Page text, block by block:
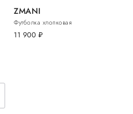
ZMANI
Футболка хлопковая
11 900 руб.